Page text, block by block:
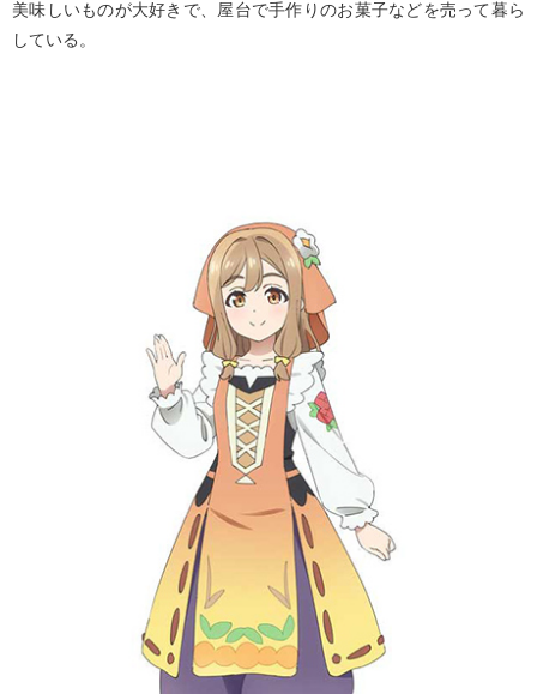
美味しいものが大好きで、屋台で手作りのお菓子などを売って暮ら
している。